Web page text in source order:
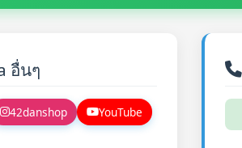
อื่นๆ
42danshop YouTube